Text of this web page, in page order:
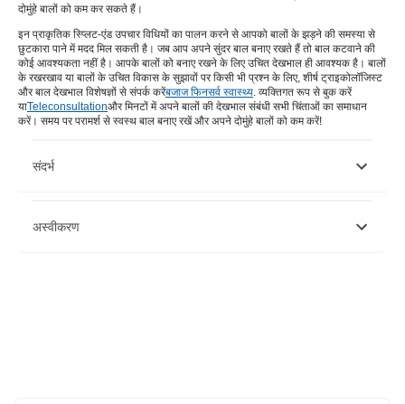
दोमुंहे बालों को कम कर सकते हैं।
इन प्राकृतिक स्प्लिट-एंड उपचार विधियों का पालन करने से आपको बालों के झड़ने की समस्या से
छुटकारा पाने में मदद मिल सकती है। जब आप अपने सुंदर बाल बनाए रखते हैं तो बाल कटवाने की
कोई आवश्यकता नहीं है। आपके बालों को बनाए रखने के लिए उचित देखभाल ही आवश्यक है। बालों
के रखरखाव या बालों के उचित विकास के सुझावों पर किसी भी प्रश्न के लिए, शीर्ष ट्राइकोलॉजिस्ट
और बाल देखभाल विशेषज्ञों से संपर्क करेंबजाज फिनसर्व स्वास्थ्य. व्यक्तिगत रूप से बुक करें
याTeleconsultationऔर मिनटों में अपने बालों की देखभाल संबंधी सभी चिंताओं का समाधान
करें। समय पर परामर्श से स्वस्थ बाल बनाए रखें और अपने दोमुंहे बालों को कम करें!
संदर्भ
https://www.ncbi.nlm.nih.gov/pmc/articles/PMC5551307/
अस्वीकरण